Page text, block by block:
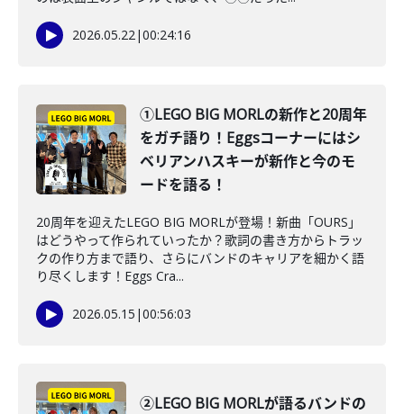
2026.05.22|00:24:16
①LEGO BIG MORLの新作と20周年
をガチ語り！Eggsコーナーにはシ
ベリアンハスキーが新作と今のモ
ードを語る！
20周年を迎えたLEGO BIG MORLが登場！新曲「OURS」
はどうやって作られていったか？歌詞の書き方からトラッ
クの作り方まで語り、さらにバンドのキャリアを細かく語
り尽くします！Eggs Cra...
2026.05.15 |00:56:03
②LEGO BIG MORLが語るバンドの